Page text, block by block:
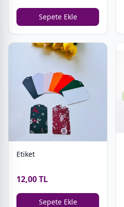
Sepete Ekle
Etiket
12,00 TL
Sepete Ekle